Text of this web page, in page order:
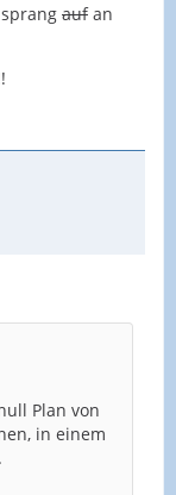
aufan
Plan von
in einem